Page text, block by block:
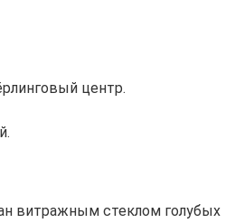
центр.
витражным стеклом голубых